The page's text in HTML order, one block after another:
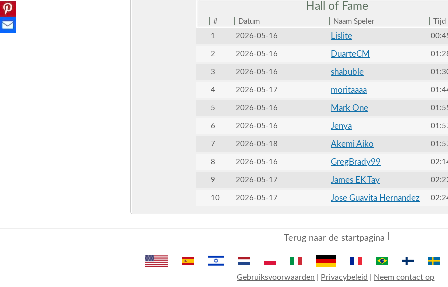
Hall of Fame
# Datum Naam Speler
Tijd
1
2026-05-16 Lislite
2 2026-05-16 DuarteCM
3 2026-05-16 shabuble
4 2026-05-17 moritaaaa
5 2026-05-16 Mark One
6 2026-05-16 Jenya
7 2026-05-18 Akemi Aiko
8 2026-05-16 GregBrady99
9 2026-05-17 James EK Tay
10 2026-05-17 Jose Guavita Hernandez
Terug naar de startpagina
Gebruiksvoorwaarden Privacybeleid Neem contact op